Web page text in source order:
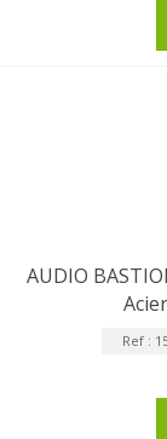
AUDIO
Ref :